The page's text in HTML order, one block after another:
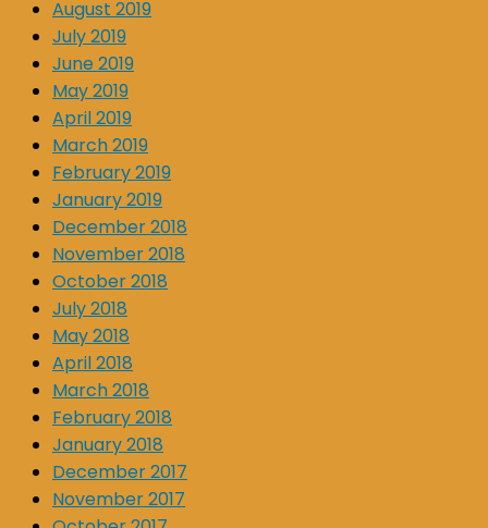
August 2019
July 2019
June 2019
May 2019
April 2019
March 2019
February 2019
January 2019
December 2018
November 2018
October 2018
July 2018
May 2018
April 2018
March 2018
February 2018
January 2018
December 2017
November 2017